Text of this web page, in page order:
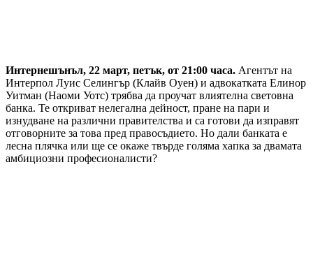
Интернешънъл, 22 март, петък, от 21:00 часа. Агентът на
Интерпол Луис Селингър (Клайв Оуен) и адвокатката Елинор
Уитман (Наоми Уотс) трябва да проучат влиятелна световна
банка. Те откриват нелегална дейност, пране на пари и
изнудване на различни правителства и са готови да изправят
отговорните за това пред правосъдието. Но дали банката е
лесна плячка или ще се окаже твърде голяма хапка за двамата
амбициозни професионалисти?